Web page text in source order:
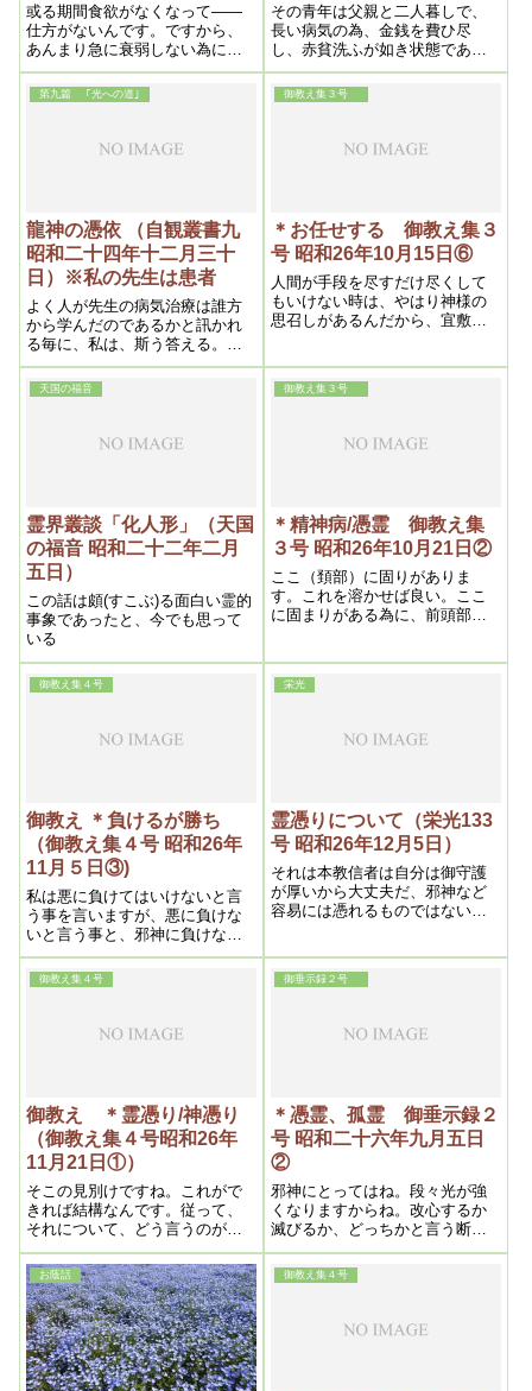
のだと言っても過言ではないと
思います。その意味では、霊感
の強い人、取分け審神者師的な
役目のできる人が、明主様の救
いのご神業に繋がってほしいも
或る期間食欲がなくなって――
仕方がないんです。ですから、
あんまり急に衰弱しない為に
――そう言う時は浄霊を休んで
いるんです。そうすると、幾ら
か食欲がつきますから、そうし
ら、又浄霊をする。と、気長に
その青年は父親と二人暮しで、
長い病気の為、金銭を費ひ尽
し、赤貧洗ふが如き状態であっ
たから、死後の追善供養など殆
んど行はなかったのである。従
而、霊は霊界に於て孤独不遇で
ひたい希望で、私の妻に憑依し
第九篇 ｢光への道｣
龍神の憑依 （自観叢書九
昭和二十四年十二月三十
日）※私の先生は患者
よく人が先生の病気治療は誰方
から学んだのであるかと訊かれ
る毎に、私は、斯う答える。私
の先生は患者である。患者に聞
き、患者から教はるそれで段々
病気の原因など識るようになっ
るといふのが本当である
御教え集３号
＊お任せする 御教え集３
号 昭和26年10月15日⑥
人間が手段を尽すだけ尽くして
もいけない時は、やはり神様の
思召しがあるんだから、宜敷く
天国の福音
霊界叢談「化人形」（天国
の福音 昭和二十二年二月
五日）
この話は頗(すこぶ)る面白い霊的
事象であったと、今でも思って
いる
御教え集３号
＊精神病/憑霊 御教え集
３号 昭和26年10月21日②
ここ（頚部）に固りがありま
す。これを溶かせば良い。ここ
に固まりがある為に、前頭部が
良い遊び場ができたと言う訳で
れが狐達には面白い
御教え集４号
御教え ＊負けるが勝ち
（御教え集４号 昭和26年
11月５日③)
私は悪に負けてはいけないと言
う事を言いますが、悪に負けな
いと言う事と、邪神に負けない
と言う事は違うんですよ
栄光
霊憑りについて（栄光133
号 昭和26年12月5日）
それは本教信者は自分は御守護
が厚いから大丈夫だ、邪神など
容易には憑れるものではないと
て了う。而も小乗信仰者で熱心
末が悪い。
御教え集４号
御教え ＊霊憑り/神憑り
（御教え集４号昭和26年
11月21日①）
そこの見別けですね。これがで
きれば結構なんです。従って、
それについて、どう言うのが本
当で、どう言うのが嘘だ。と言
う事を、できるだけ解り易く書
いたんです。それを読ませま
す。
御垂示録２号
＊憑霊、孤霊 御垂示録２
号 昭和二十六年九月五日
②
邪神にとってはね。段々光が強
くなりますからね。改心するか
滅びるか、どっちかと言う断末
魔になって来るからね。
お蔭話 御教え集４号